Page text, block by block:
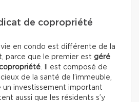
de copropriété
vie en condo est différente de la
parce que le premier est géré
. Il est composé de
de la santé de l’immeuble,
un investissement important
aussi que les résidents s’y